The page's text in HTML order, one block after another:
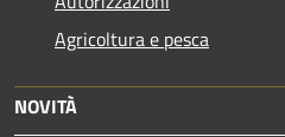
Agricoltura e pesca
NOVITÀ